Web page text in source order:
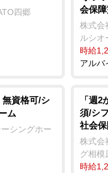
四郷
会保
株式会
ルシオ
時給
アルバ
無資格可/シ
ム
シングホー
「週
須/シ
社会
株式会
グ相模
時給